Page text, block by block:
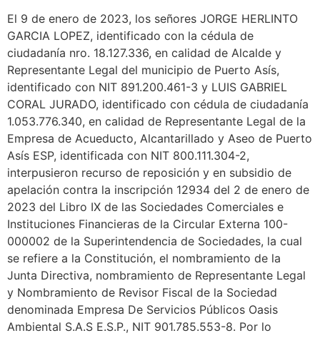
El 9 de enero de 2023, los señores JORGE HERLINTO
GARCIA LOPEZ, identificado con la cédula de
ciudadanía nro. 18.127.336, en calidad de Alcalde y
Representante Legal del municipio de Puerto Asís,
identificado con NIT 891.200.461-3 y LUIS GABRIEL
CORAL JURADO, identificado con cédula de ciudadanía
1.053.776.340, en calidad de Representante Legal de la
Empresa de Acueducto, Alcantarillado y Aseo de Puerto
Asís ESP, identificada con NIT 800.111.304-2,
interpusieron recurso de reposición y en subsidio de
apelación contra la inscripción 12934 del 2 de enero de
2023 del Libro IX de las Sociedades Comerciales e
Instituciones Financieras de la Circular Externa 100-
000002 de la Superintendencia de Sociedades, la cual
se refiere a la Constitución, el nombramiento de la
Junta Directiva, nombramiento de Representante Legal
y Nombramiento de Revisor Fiscal de la Sociedad
denominada Empresa De Servicios Públicos Oasis
Ambiental S.A.S E.S.P., NIT 901.785.553-8. Por lo